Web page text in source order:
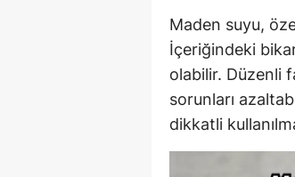
Maden suyu,
İçeriğindeki
olabilir. Düzenli
sorunları
dikkatli